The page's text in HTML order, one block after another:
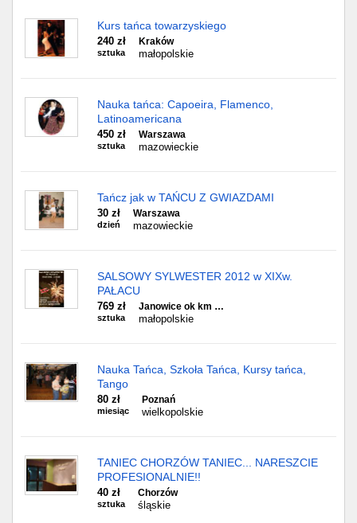
Kurs tańca towarzyskiego
240 zł
sztuka
Kraków
małopolskie
Nauka tańca: Capoeira, Flamenco,
Latinoamericana
450 zł
sztuka
Warszawa
mazowieckie
Tańcz jak w TAŃCU Z GWIAZDAMI
30 zł
dzień
Warszawa
mazowieckie
SALSOWY SYLWESTER 2012 w XIXw.
PAŁACU
769 zł
sztuka
Janowice ok km …
małopolskie
Nauka Tańca, Szkoła Tańca, Kursy tańca,
Tango
80 zł
miesiąc
Poznań
wielkopolskie
TANIEC CHORZÓW TANIEC... NARESZCIE
PROFESIONALNIE!!
40 zł
sztuka
Chorzów
śląskie